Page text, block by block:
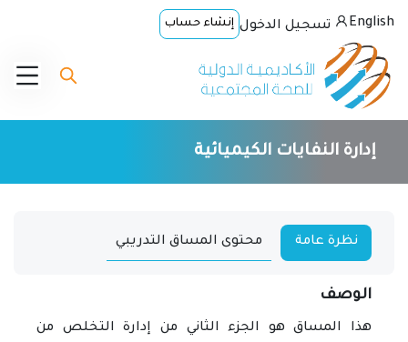
English تسجيل الدخول إنشاء حساب
إدارة النفايات الكيميائية
نظرة عامة محتوى المساق التدريبي
الوصف
هذا المساق هو الجزء الثاني من إدارة التخلص من